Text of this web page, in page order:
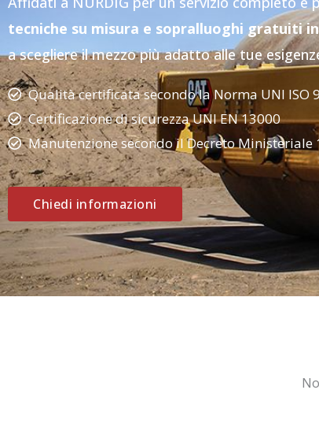
tecniche su misura e sopralluoghi gratuiti
a scegliere il mezzo più adatto alle tue
Qualità certificata secondo la Norma UNI ISO
Certificazione di sicurezza UNI EN 13000
Manutenzione secondo il Decreto Ministeriale
Chiedi informazioni